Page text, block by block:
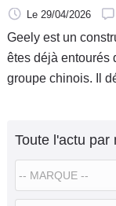
faire valoir ?
Le 29/04/2026
Geely est un
êtes déjà entourés
groupe chinois. Il
À partir de 34 990
Toute l'actu par